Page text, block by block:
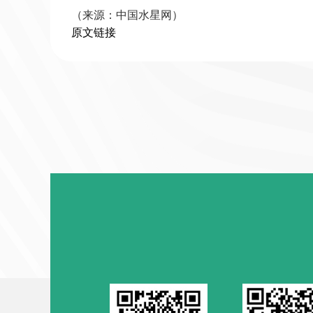
（来源：中国水星网）
原文链接